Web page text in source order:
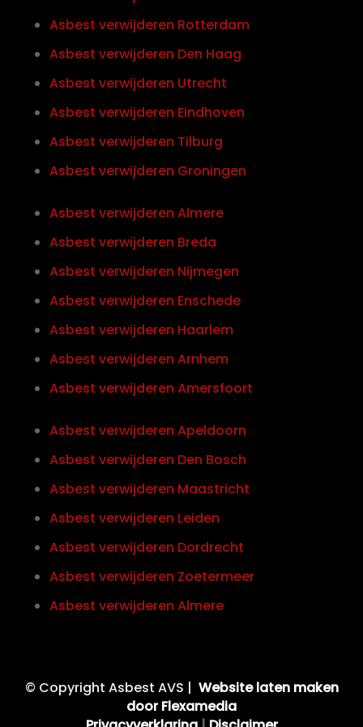
Asbest verwijderen Rotterdam
Asbest verwijderen Den Haag
Asbest verwijderen Utrecht
Asbest verwijderen Eindhoven
Asbest verwijderen Tilburg
Asbest verwijderen Groningen
Asbest verwijderen Almere
Asbest verwijderen Breda
Asbest verwijderen Nijmegen
Asbest verwijderen Enschede
Asbest verwijderen Haarlem
Asbest verwijderen Arnhem
Asbest verwijderen Amersfoort
Asbest verwijderen Apeldoorn
Asbest verwijderen Den Bosch
Asbest verwijderen Maastricht
Asbest verwijderen Leiden
Asbest verwijderen Dordrecht
Asbest verwijderen Zoetermeer
Asbest verwijderen Almere
© Copyright Asbest AVS | Website laten maken
door Flexamedia